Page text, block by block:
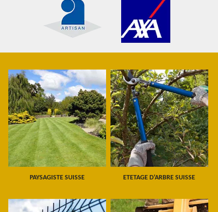
PAYSAGISTE SUISSE ETETAGE D'ARBRE SUISSE